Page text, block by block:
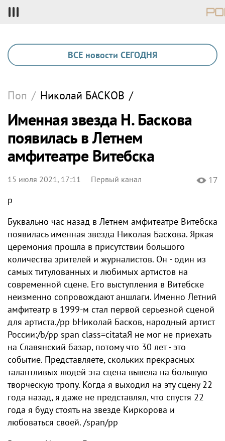
ВСЕ новости СЕГОДНЯ
Поп / Николай БАСКОВ /
Именная звезда Н. Баскова
появилась в Летнем
амфитеатре Витебска
15 июля 2021, 17:11 Первый канал 17
p
Буквально час назад в Летнем амфитеатре Витебска
появилась именная звезда Николая Баскова. Яркая
церемония прошла в присутствии большого
количества зрителей и журналистов. Он - один из
самых титулованных и любимых артистов на
современной сцене. Его выступления в Витебске
неизменно сопровождают аншлаги. Именно Летний
амфитеатр в 1999-м стал первой серьезной сценой
для артиста./pp bНиколай Басков, народный артист
России:/b/pp span class=citataЯ не мог не приехать
на Славянский базар, потому что 30 лет - это
событие. Представляете, скольких прекрасных
талантливых людей эта сцена вывела на большую
творческую тропу. Когда я выходил на эту сцену 22
года назад, я даже не представлял, что спустя 22
года я буду стоять на звезде Киркорова и
любоваться своей. /span/pp